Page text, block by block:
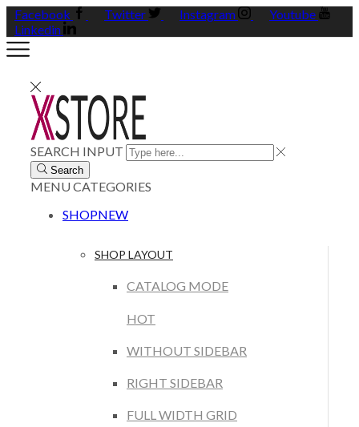
Facebook Twitter Instagram
Youtube
Linkedin
SEARCH INPUT
Search
MENUCATEGORIES
SHOPNEW
SHOP LAYOUT
CATALOG MODE
HOT
WITHOUT SIDEBAR
RIGHT SIDEBAR
FULL WIDTH GRID